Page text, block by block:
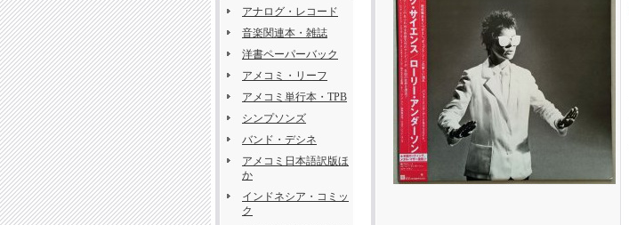
アナログ・レコード
音楽関連本・雑誌
洋書ペーパーバック
アメコミ・リーフ
アメコミ単行本・TPB
シンプソンズ
バンド・デシネ
アメコミ日本語訳版ほ
か
インドネシア・コミッ
ク